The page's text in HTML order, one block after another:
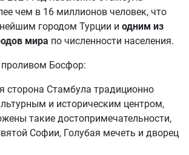
чем в 16 миллионов человек, что
городом Турции и одним из
мира по численности населения.
проливом Босфор:
сторона Стамбула традиционно
и историческим центром,
такие достопримечательности,
Софии, Голубая мечеть и дворец